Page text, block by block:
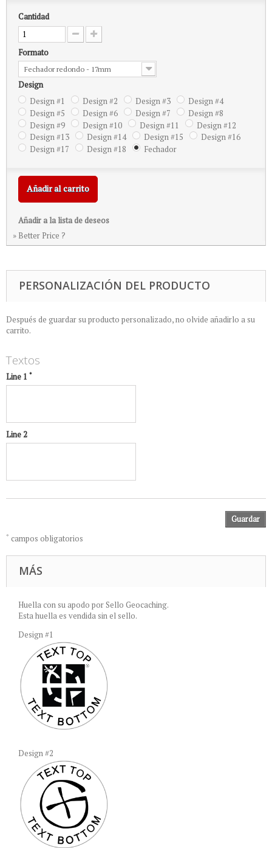
Cantidad
Formato
Fechador redondo - 17mm
Design
Design #1
Design #2 Design #3
Design #4
Design #5
Design #6 Design #7
Design #8
Design #9
Design #10 Design #11
Design #12
Design #13
Design #14 Design #15
Design #16
Design #17
Design #18 Fechador
Añadir al carrito
Añadir a la lista de deseos
» Better Price ?
PERSONALIZACIÓN DEL PRODUCTO
Después de guardar su producto personalizado, no olvide añadirlo a su
carrito.
Textos
Line 1 *
Line 2
Guardar
* campos obligatorios
MÁS
Huella con su apodo por Sello Geocaching.
Esta huella es vendida sin el sello.
Design #1
Design #2